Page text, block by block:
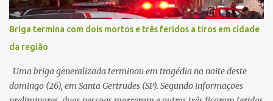
link, orientando a vítima a acessá-lo pelo computador para
concluir a suposta atualização cadastral. Após realizar o
procedimento, a conta bancária ficou bloqueada por algumas
horas. Sem conseguir acessar o sistema, a vítima tentou
novamente contato com o suposto gerente, mas não obteve
resposta. Na segunda-fe...
Briga termina com dois mortos e três feridos a tiros em cidade
da região
Uma briga generalizada terminou em tragédia na noite deste
domingo (26), em Santa Gertrudes (SP). Segundo informações